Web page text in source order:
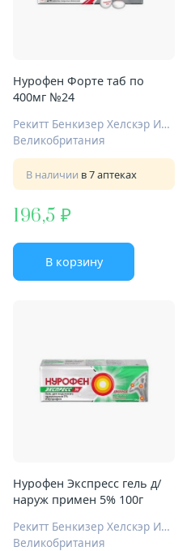
Нурофен Форте таб по
400мг №24
Рекитт Бенкизер Хелскэр Интернешнл Лтд
Великобритания
В наличии в 7 аптеках
196,5
В корзину
Нурофен Экспресс гель д/
наруж примен 5% 100г
Рекитт Бенкизер Хелскэр Интернешнл Лтд
Великобритания